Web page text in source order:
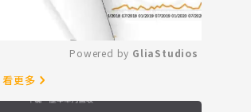
Mute
Powered by GliaStudios
看更多